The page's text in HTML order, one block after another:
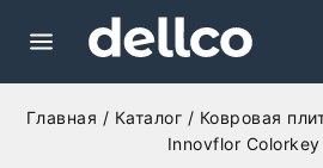
Главная / Каталог / Ковровая
Innovflor